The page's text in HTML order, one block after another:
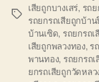
Tags
เสียถูกบางเสร่, รถ
รถยกรถเสียถูกบ้า
บ้านเซิด, รถยกรถ
เสียถูกพลวงทอง, ร
พานทอง, รถยกรถ
ยกรถเสียถูกวัดหลว